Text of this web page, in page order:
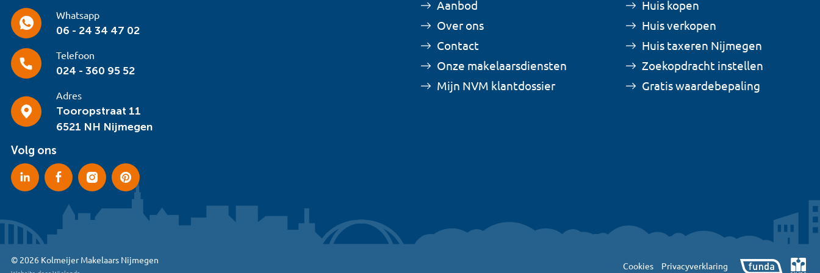
Whatsapp
06 - 24 34 47 02
Telefoon
024 - 360 95 52
Adres
Tooropstraat 11
6521 NH Nijmegen
Volg ons
Aanbod
Over ons
Contact
Onze makelaarsdiensten
Mijn NVM klantdossier
Huis kopen
Huis verkopen
Huis taxeren Nijmegen
Zoekopdracht instellen
Gratis waardebepaling
© 2026 Kolmeijer Makelaars Nijmegen
Cookies Privacyverklaring